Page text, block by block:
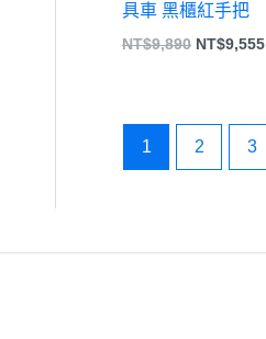
具車 黑櫃紅手把
NT$9,890 NT$9,555
1 2 3